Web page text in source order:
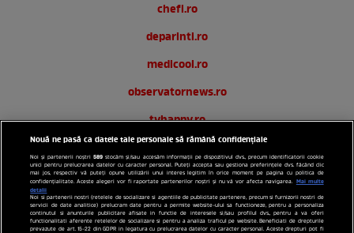
chefi.ro
deparinti.ro
medicool.ro
observatornews.ro
tvhappy.ro
useit.ro
zutv.ro
Trends AntenaPLAY
Nouă ne pasă ca datele tale personale să rămână confidențiale
Noi și partenerii noștri589 stocăm și/sau accesăm informații pe dispozitivul dvs., precum identificatorii cookie
unici pentru prelucrarea datelor cu caracter personal. Puteți accepta sau gestiona preferințele dvs. făcând clic
mai jos, respectiv vă puteți opune utilizării unui interes legitim în orice moment pe pagina cu politica de
confidențialitate. Aceste alegeri vor fi raportate partenerilor noștri și nu vă vor afecta navigarea. Mai multe
detalii
Noi si partenerii nostri (retelele de socializare si agentiile de publicitate partenere, precum si furnizorii nostri de
servicii de date analitice) prelucram date pentru a permite website-ului sa functioneze, pentru a personaliza
continutul si anunturile publicitare afisate in functie de interesele si/sau profilul dvs., pentru a va oferi
functionalitati aferente retelelor de socializare si pentru a analiza traficul pe website. Beneficiati de drepturile
prevazute de art. 15-22 din GDPR in legatura cu prelucrarea datelor cu caracter personal. Aceste drepturi pot fi